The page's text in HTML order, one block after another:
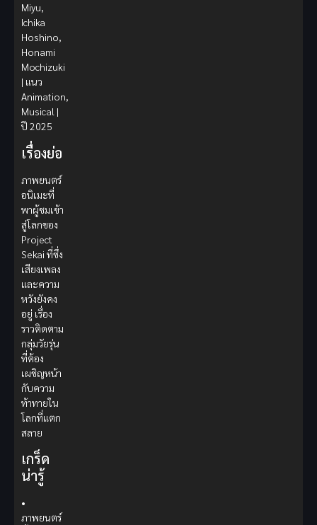
Miyu,
Ichika
Hoshino,
Honami
Mochizuki
| แนว
Animation,
Musical |
ปี 2025
เรื่องย่อ
ภาพยนตร์
อนิเมะที่
พาผู้ชมเข้า
สู่โลกของ
Project
Sekai ที่ซึ่ง
เสียงเพลง
และความ
หวังยังคง
อยู่ เรื่อง
ราวติดตาม
กลุ่มวัยรุ่น
ที่ต้อง
เผชิญหน้า
กับความ
ท้าทายใน
โลกที่แตก
สลาย
เกร็ด
น่ารู้
•
ภาพยนตร์